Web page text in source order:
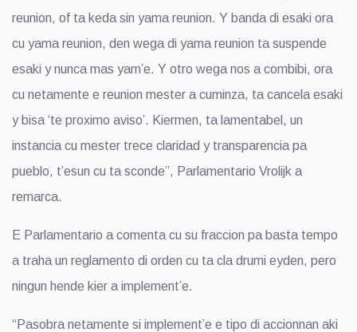
reunion, of ta keda sin yama reunion. Y banda di esaki ora
cu yama reunion, den wega di yama reunion ta suspende
esaki y nunca mas yam’e. Y otro wega nos a combibi, ora
cu netamente e reunion mester a cuminza, ta cancela esaki
y bisa ‘te proximo aviso’. Kiermen, ta lamentabel, un
instancia cu mester trece claridad y transparencia pa
pueblo, t’esun cu ta sconde”, Parlamentario Vrolijk a
remarca.
E Parlamentario a comenta cu su fraccion pa basta tempo
a traha un reglamento di orden cu ta cla drumi eyden, pero
ningun hende kier a implement’e.
“Pasobra netamente si implement’e e tipo di accionnan aki